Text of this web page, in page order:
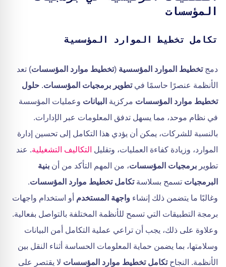
المؤسسات
تكامل تخطيط الموارد المؤسسية
دمجتخطيط الموارد المؤسسية (تخطيط موارد المؤسسات) تعد
الأنظمة عنصرًا حاسمًا فيتطوير برمجيات المؤسسات. حلول
تخطيط موارد المؤسسات مركزية البيانات وعمليات المؤسسة
في نظام موحد، مما يسهل تدفق المعلومات عبر الإدارات.
بالنسبة للشركات، يمكن أن يؤدي هذا التكامل إلى تحسين إدارة
الموارد، وزيادة كفاءة العمليات، وتقليل التكاليف التشغيلية. عند
تطوير برمجيات المؤسسات، من المهم التأكد من أن بنية
البرمجيات تسمح بسلاسةتكامل تخطيط موارد المؤسسات.
وغالبًا ما يتضمن ذلك إنشاء واجهة المستخدم أو استخدام واجهات
برمجة التطبيقات التي تسمح للأنظمة المختلفة بالتواصل بفعالية.
وعلاوة على ذلك، يجب أن تراعي عملية التكامل أمن البيانات
وسلامتها، بما يضمن حماية المعلومات الحساسة أثناء النقل بين
الأنظمة. النجاحتكامل تخطيط موارد المؤسسات لا يقتصر على